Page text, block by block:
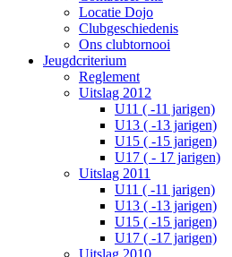
Locatie Dojo
Clubgeschiedenis
Ons clubtornooi
Jeugdcriterium
Reglement
Uitslag 2012
U11 ( -11 jarigen)
U13 ( -13 jarigen)
U15 ( -15 jarigen)
U17 ( - 17 jarigen)
Uitslag 2011
U11 ( -11 jarigen)
U13 ( -13 jarigen)
U15 ( -15 jarigen)
U17 ( -17 jarigen)
Uitslag 2010